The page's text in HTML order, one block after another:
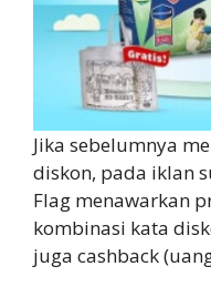
Jika sebelumnya
diskon, pada iklan
Flag menawarkan
kombinasi kata
juga cashback